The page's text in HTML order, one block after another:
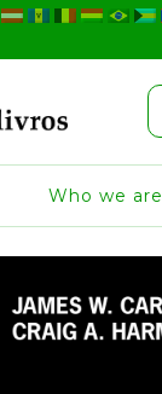
Who we are